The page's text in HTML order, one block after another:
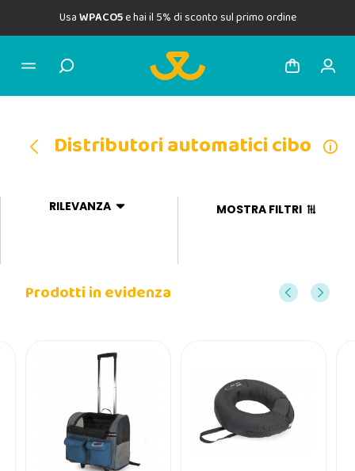
UsaWPACO5e hai il 5% di sconto sul primo ordine
Distributori automatici cibo
RILEVANZA MOSTRA FILTRI
Prodotti in evidenza